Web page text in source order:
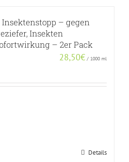
– gegen
Insekten
– 2er Pack
28,50€ / 1000 ml
Details